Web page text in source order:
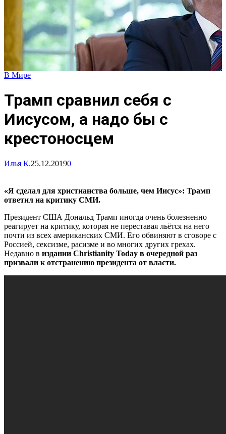
В Мире
Трамп сравнил себя с
Иисусом, а надо бы с
крестоносцем
Илья К.25.12.20190
«Я сделал для христианства больше, чем Иисус»: Трамп
ответил на критику СМИ.
Президент США Дональд Трамп иногда очень болезненно
реагирует на критику, которая не переставая льётся на него
почти из всех американских СМИ. Его обвиняют в сговоре с
Россией, сексизме, расизме и во многих других грехах.
Недавно в издании Christianity Today в очередной раз
призвали к отстранению президента от власти.